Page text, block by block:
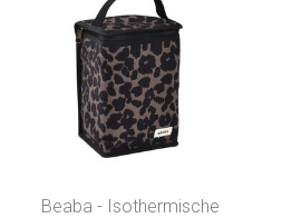
Beaba - Isothermische